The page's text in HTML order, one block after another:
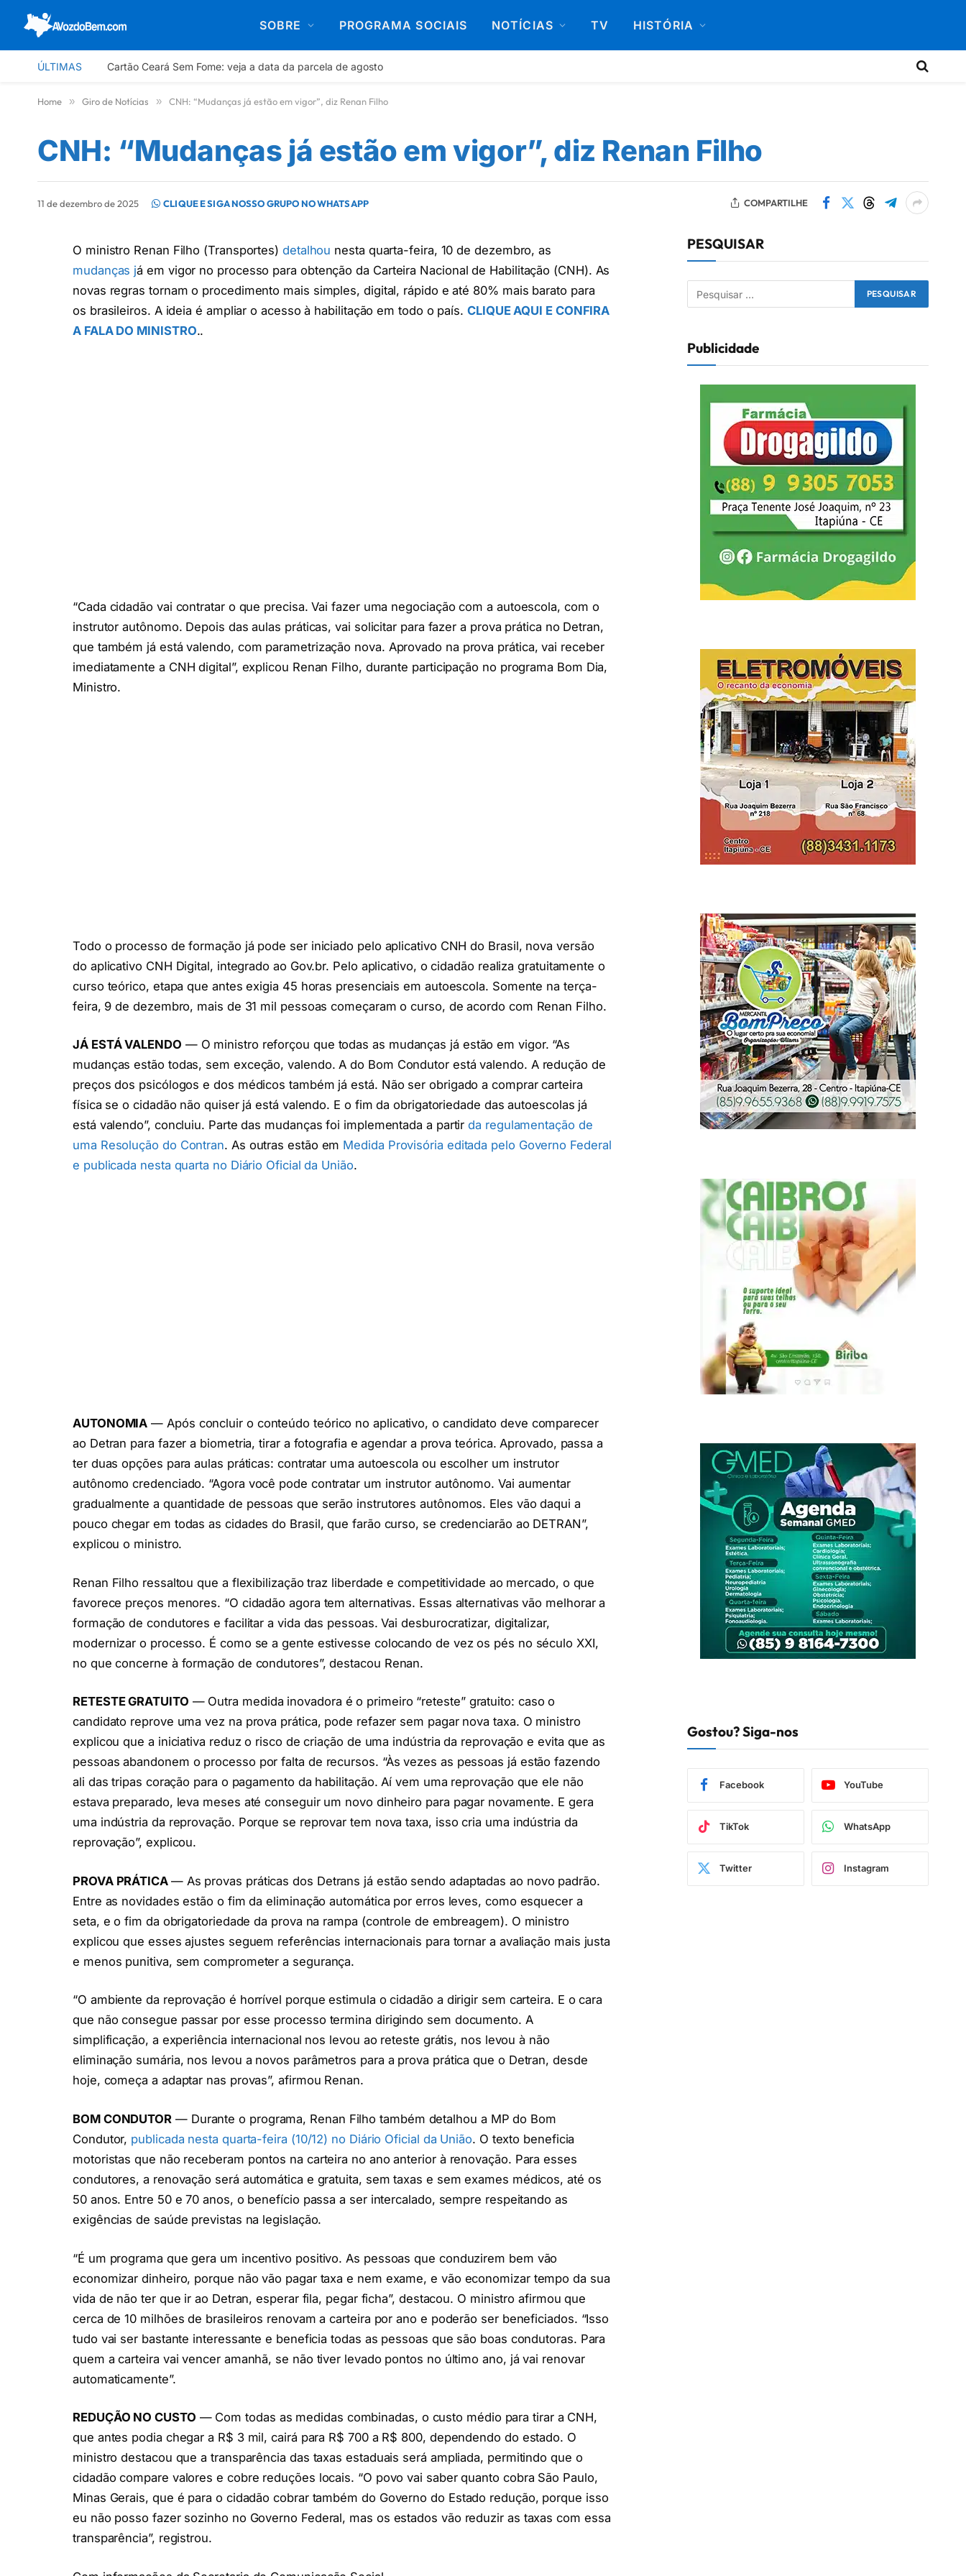
SOBRE PROGRAMA SOCIAIS NOTÍCIAS TV HISTÓRIA
ÚLTIMAS Cartão Ceará Sem Fome: veja a data da parcela de agosto
Home » Giro de Notícias » CNH: “Mudanças já estão em vigor”, diz Renan Filho
CNH: “Mudanças já estão em vigor”, diz Renan Filho
11 de dezembro de 2025 CLIQUE E SIGA NOSSO GRUPO NO WHATSAPP COMPARTILHE
O ministro Renan Filho (Transportes) detalhou nesta quarta-feira, 10 de dezembro, as
mudanças já em vigor no processo para obtenção da Carteira Nacional de Habilitação (CNH). As
novas regras tornam o procedimento mais simples, digital, rápido e até 80% mais barato para
os brasileiros. A ideia é ampliar o acesso à habilitação em todo o país. CLIQUE AQUI E CONFIRA
A FALA DO MINISTRO..
“Cada cidadão vai contratar o que precisa. Vai fazer uma negociação com a autoescola, com o
instrutor autônomo. Depois das aulas práticas, vai solicitar para fazer a prova prática no Detran,
que também já está valendo, com parametrização nova. Aprovado na prova prática, vai receber
imediatamente a CNH digital”, explicou Renan Filho, durante participação no programa Bom Dia,
Ministro.
Todo o processo de formação já pode ser iniciado pelo aplicativo CNH do Brasil, nova versão
do aplicativo CNH Digital, integrado ao Gov.br. Pelo aplicativo, o cidadão realiza gratuitamente o
curso teórico, etapa que antes exigia 45 horas presenciais em autoescola. Somente na terça-
feira, 9 de dezembro, mais de 31 mil pessoas começaram o curso, de acordo com Renan Filho.
JÁ ESTÁ VALENDO — O ministro reforçou que todas as mudanças já estão em vigor. “As
mudanças estão todas, sem exceção, valendo. A do Bom Condutor está valendo. A redução de
preços dos psicólogos e dos médicos também já está. Não ser obrigado a comprar carteira
física se o cidadão não quiser já está valendo. E o fim da obrigatoriedade das autoescolas já
está valendo”, concluiu. Parte das mudanças foi implementada a partirda regulamentação de
uma Resolução do Contran. As outras estão em Medida Provisória editada pelo Governo Federal
e publicada nesta quarta no Diário Oficial da União.
AUTONOMIA — Após concluir o conteúdo teórico no aplicativo, o candidato deve comparecer
ao Detran para fazer a biometria, tirar a fotografia e agendar a prova teórica. Aprovado, passa a
ter duas opções para aulas práticas: contratar uma autoescola ou escolher um instrutor
autônomo credenciado. “Agora você pode contratar um instrutor autônomo. Vai aumentar
gradualmente a quantidade de pessoas que serão instrutores autônomos. Eles vão daqui a
pouco chegar em todas as cidades do Brasil, que farão curso, se credenciarão ao DETRAN”,
explicou o ministro.
Renan Filho ressaltou que a flexibilização traz liberdade e competitividade ao mercado, o que
favorece preços menores. “O cidadão agora tem alternativas. Essas alternativas vão melhorar a
formação de condutores e facilitar a vida das pessoas. Vai desburocratizar, digitalizar,
modernizar o processo. É como se a gente estivesse colocando de vez os pés no século XXI,
no que concerne à formação de condutores”, destacou Renan.
RETESTE GRATUITO — Outra medida inovadora é o primeiro “reteste” gratuito: caso o
candidato reprove uma vez na prova prática, pode refazer sem pagar nova taxa. O ministro
explicou que a iniciativa reduz o risco de criação de uma indústria da reprovação e evita que as
pessoas abandonem o processo por falta de recursos. “Às vezes as pessoas já estão fazendo
ali das tripas coração para o pagamento da habilitação. Aí vem uma reprovação que ele não
estava preparado, leva meses até conseguir um novo dinheiro para pagar novamente. E gera
uma indústria da reprovação. Porque se reprovar tem nova taxa, isso cria uma indústria da
reprovação”, explicou.
PROVA PRÁTICA — As provas práticas dos Detrans já estão sendo adaptadas ao novo padrão.
Entre as novidades estão o fim da eliminação automática por erros leves, como esquecer a
seta, e o fim da obrigatoriedade da prova na rampa (controle de embreagem). O ministro
explicou que esses ajustes seguem referências internacionais para tornar a avaliação mais justa
e menos punitiva, sem comprometer a segurança.
“O ambiente da reprovação é horrível porque estimula o cidadão a dirigir sem carteira. E o cara
que não consegue passar por esse processo termina dirigindo sem documento. A
simplificação, a experiência internacional nos levou ao reteste grátis, nos levou à não
eliminação sumária, nos levou a novos parâmetros para a prova prática que o Detran, desde
hoje, começa a adaptar nas provas”, afirmou Renan.
BOM CONDUTOR — Durante o programa, Renan Filho também detalhou a MP do Bom
Condutor, publicada nesta quarta-feira (10/12) no Diário Oficial da União. O texto beneficia
motoristas que não receberam pontos na carteira no ano anterior à renovação. Para esses
condutores, a renovação será automática e gratuita, sem taxas e sem exames médicos, até os
50 anos. Entre 50 e 70 anos, o benefício passa a ser intercalado, sempre respeitando as
exigências de saúde previstas na legislação.
“É um programa que gera um incentivo positivo. As pessoas que conduzirem bem vão
economizar dinheiro, porque não vão pagar taxa e nem exame, e vão economizar tempo da sua
vida de não ter que ir ao Detran, esperar fila, pegar ficha”, destacou. O ministro afirmou que
cerca de 10 milhões de brasileiros renovam a carteira por ano e poderão ser beneficiados. “Isso
tudo vai ser bastante interessante e beneficia todas as pessoas que são boas condutoras. Para
quem a carteira vai vencer amanhã, se não tiver levado pontos no último ano, já vai renovar
automaticamente”.
REDUÇÃO NO CUSTO — Com todas as medidas combinadas, o custo médio para tirar a CNH,
que antes podia chegar a R$ 3 mil, cairá para R$ 700 a R$ 800, dependendo do estado. O
ministro destacou que a transparência das taxas estaduais será ampliada, permitindo que o
cidadão compare valores e cobre reduções locais. “O povo vai saber quanto cobra São Paulo,
Minas Gerais, que é para o cidadão cobrar também do Governo do Estado redução, porque isso
eu não posso fazer sozinho no Governo Federal, mas os estados vão reduzir as taxas com essa
transparência”, registrou.
PESQUISAR
Publicidade
Gostou? Siga-nos
Facebook YouTube
TikTok WhatsApp
Twitter Instagram